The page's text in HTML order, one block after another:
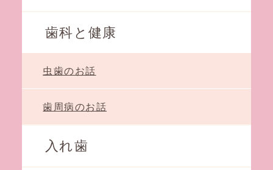
歯科と健康
虫歯のお話
歯周病のお話
入れ歯